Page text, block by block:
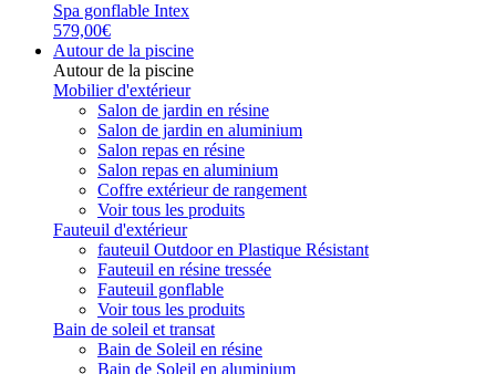
Spa gonflable Intex
579,00€
Autour de la piscine
Autour de la piscine
Mobilier d'extérieur
Salon de jardin en résine
Salon de jardin en aluminium
Salon repas en résine
Salon repas en aluminium
Coffre extérieur de rangement
Voir tous les produits
Fauteuil d'extérieur
fauteuil Outdoor en Plastique Résistant
Fauteuil en résine tressée
Fauteuil gonflable
Voir tous les produits
Bain de soleil et transat
Bain de Soleil en résine
Bain de Soleil en aluminium